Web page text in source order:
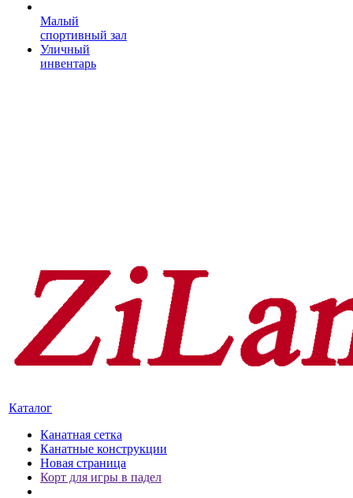
Малый
спортивный зал
Уличный
инвентарь
Каталог
Канатная сетка
Канатные конструкции
Новая страница
Корт для игры в падел